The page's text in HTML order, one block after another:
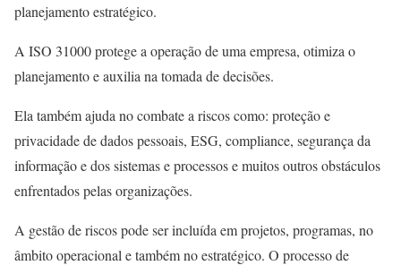
planejamento estratégico.
A ISO 31000 protege a operação de uma empresa, otimiza o
planejamento e auxilia na tomada de decisões.
Ela também ajuda no combate a riscos como: proteção e
privacidade de dados pessoais, ESG, compliance, segurança da
informação e dos sistemas e processos e muitos outros obstáculos
enfrentados pelas organizações.
A gestão de riscos pode ser incluída em projetos, programas, no
âmbito operacional e também no estratégico. O processo de